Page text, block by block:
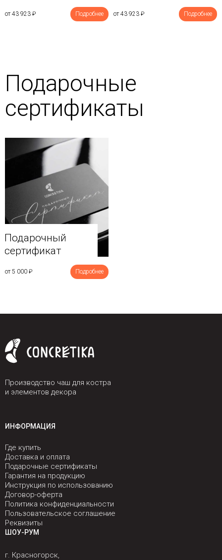
от 43 923 ₽ Подробнее от 43 923 ₽ Подробнее
Подарочные
сертификаты
Подарочный
сертификат
от 5 000 ₽ Подробнее
Производство чаш для костра
и элементов декора
ИНФОРМАЦИЯ
Где купить
Доставка и оплата
Подарочные сертификаты
Гарантия на продукцию
Инструкция по использованию
Договор-оферта
Политика конфиденциальности
Пользовательское соглашение
Реквизиты
ШОУ-РУМ
г. Красногорск,